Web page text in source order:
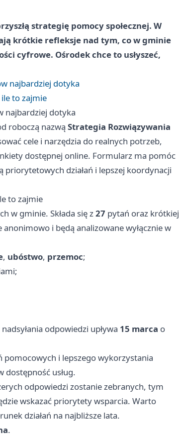
strategię pomocy społecznej. W
krótkie refleksje nad tym, co w gminie
cyfrowe. Ośrodek chce to usłyszeć,
najbardziej dotyka
to zajmie
najbardziej dotyka
roboczą nazwą Strategia Rozwiązywania
cele i narzędzia do realnych potrzeb,
dostępnej online. Formularz ma pomóc
działań i lepszej koordynacji
to zajmie
w gminie. Składa się z27 pytań oraz krótkiej
i będą analizowane wyłącznie w
, ubóstwo, przemoc;
odpowiedzi upływa 15 marca o
pomocowych i lepszego wykorzystania
usług.
odpowiedzi zostanie zebranych, tym
wskazać priorytety wsparcia. Warto
działań na najbliższe lata.
.